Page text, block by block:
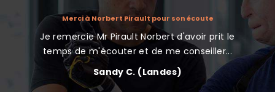
Merci à Norbert Pirault pour son écoute
Je remercie Mr Pirault Norbert d'avoir prit le
temps de m'écouter et de me conseiller...
Sandy C. (Landes)
J'ai